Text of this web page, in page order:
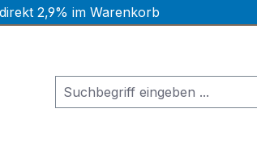
2,9% im Warenkorb